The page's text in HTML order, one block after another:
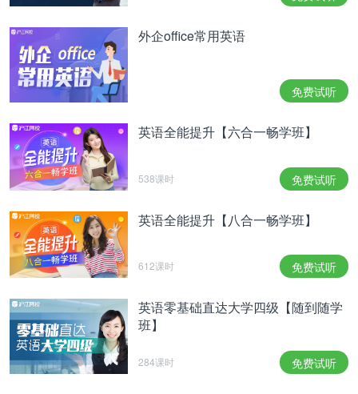
外企office常用英语
免费试听
英语全能提升【六合一畅学班】
538课时 免费试听
英语全能提升【八合一畅学班】
612课时 免费试听
英语零基础直达大学四级【随到随学
班】
284课时 免费试听